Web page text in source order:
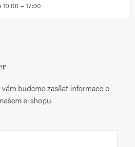
10:00 – 17:00
budeme zasílat informace o
e-shopu.